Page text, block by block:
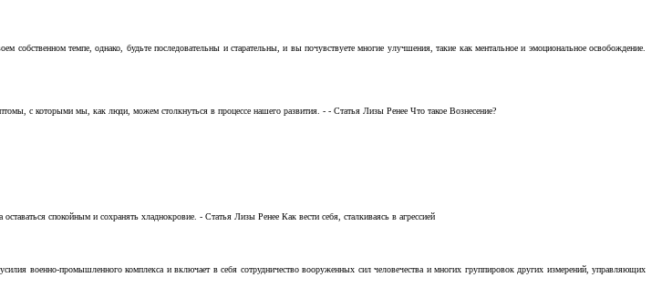
темпе, однако, будьте последовательны и старательны, и вы почувствуете многие улучшения, такие как ментальное и эмоциональное освобождение.
с которыми мы, как люди, можем столкнуться в процессе нашего развития. - - Статья Лизы Ренее Что такое Вознесение?
спокойным и сохранять хладнокровие. - Статья Лизы Ренее Как вести себя, сталкиваясь в агрессией
военно-промышленного комплекса и включает в себя сотрудничество вооруженных сил человечества и многих группировок других измерений, управляющих